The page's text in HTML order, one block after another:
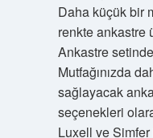
Daha küçük bir
renkte ankastre
Ankastre
Mutfağınızda
sağlayacak
seçenekleri
Luxell ve